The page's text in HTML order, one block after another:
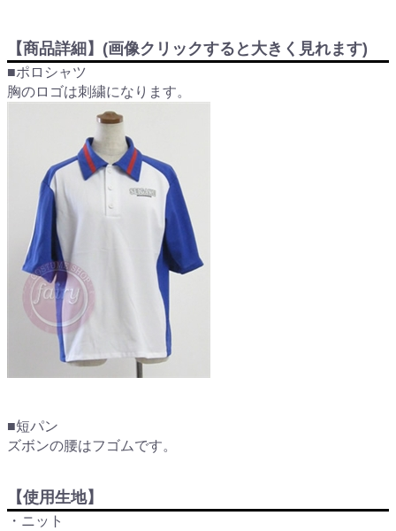
【商品詳細】(画像クリックすると大きく見れます)
■ポロシャツ
胸のロゴは刺繍になります。
■短パン
ズボンの腰はフゴムです。
【使用生地】
・ニット